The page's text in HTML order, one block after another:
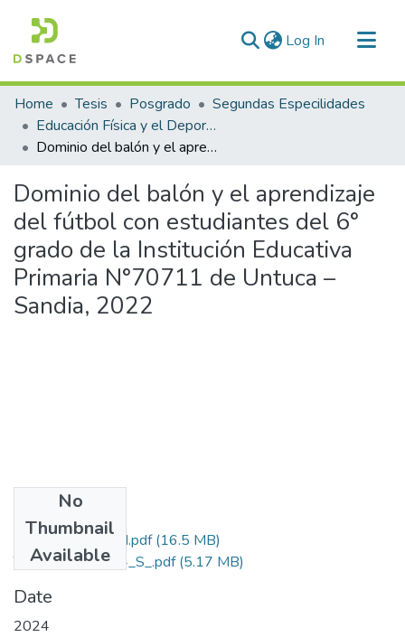
Log In (current)
Communities & Collections
All of DSpace
Statistics
Home Tesis Posgrado
Segundas Especilidades
Educación Física y el Deporte Escolar
Dominio del balón y el aprendizaje del fútbol con estudiantes del 6° grado de la Institución Educativa Primaria N°70711 de Untuca – Sandia, 2022
Dominio del balón y el aprendizaje
del fútbol con estudiantes del 6°
grado de la Institución Educativa
Primaria N°70711 de Untuca –
Sandia, 2022
No
Thumbnail
Available
Grado de Similitud.pdf(16.5 MB)
T036_44756434_S_.pdf(5.17 MB)
Date
2024